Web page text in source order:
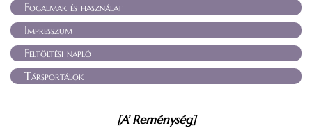
Fogalmak és használat
Impresszum
Feltöltési napló
Társportálok
[A’ Reménység]